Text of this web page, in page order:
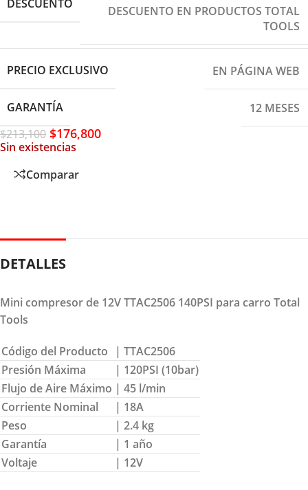
DESCUENTO
DESCUENTO EN PRODUCTOS TOTAL
TOOLS
PRECIO EXCLUSIVO EN PÁGINA WEB
GARANTÍA
12 MESES
$213,100 $176,800
Sin existencias
Comparar
DETALLES
Mini compresor de 12V TTAC2506 140PSI para carro Total
Tools
Código del Producto
| TTAC2506
Presión Máxima
| 120PSI (10bar)
Flujo de Aire Máximo | 45 l/min
Corriente Nominal
| 18A
Peso
| 2.4 kg
Garantía
| 1 año
Voltaje
| 12V